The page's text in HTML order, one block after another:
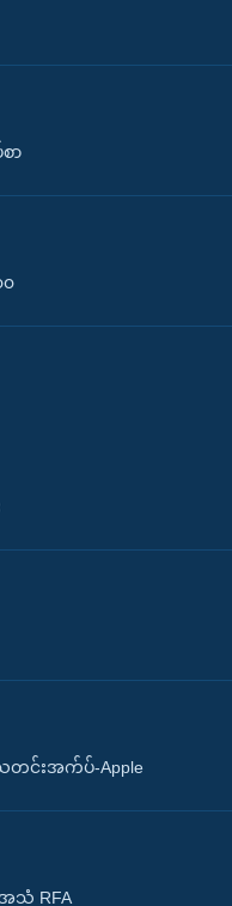
ာ
၀
င်းအက်ပ်-Apple
RFA